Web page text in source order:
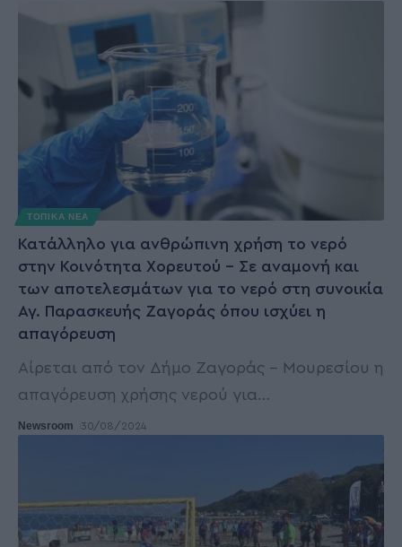
ΤΟΠΙΚΑ ΝΕΑ
Κατάλληλο για ανθρώπινη χρήση το νερό
στην Κοινότητα Χορευτού – Σε αναμονή και
των αποτελεσμάτων για το νερό στη συνοικία
Αγ. Παρασκευής Ζαγοράς όπου ισχύει η
απαγόρευση
Αίρεται από τον Δήμο Ζαγοράς – Μουρεσίου η
απαγόρευση χρήσης νερού για…
Newsroom 30/08/2024